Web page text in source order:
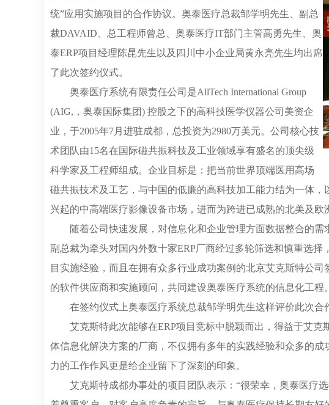
统”应用实施项目的合作协议。奥泰医疗总裁邹学明先生、副总
裁DAVAID、总工程师曾总、奥泰医疗IT部门主管高勇先生、奥
泰ERP项目经理陈昆先生以及四川中小企业局黄永亮先生均出席
了此次签约仪式。
奥泰医疗系统有限责任公司是AllTech International Group
(AIG,，奥泰国际集团) 控股之下的高科技医学仪器公司美资企
业，于2005年7月进驻成都，总投资为2980万美元。公司核心技
术团队由15名在国际磁共振科技及工业领域享有盛名的顶尖级
科学家及工程师组成。企业目标是：把当前世界顶端医用高场
磁共振技术及工艺，与中国的低廉的高科技加工能力结为一体
兴起的中高端医疗影像设备市场，进而为跨进已成熟的北美及欧
随着公司快速发展，对信息化和企业管理方面数据整合的
副总裁为牵头对国内外数十家ERP厂商经过多轮筛选和慎重选
目实施经验，而且在拥有众多行业成功案例的北京艾克斯特公
的软件供应商和实施顾问，共同建设奥泰医疗系统的信息化工程。
在签约仪式上奥泰医疗系统总裁邹学明先生这样评价此次合
艾克斯特此次能够在ERP项目竞标中脱颖而出，得益于艾克
体信息化解决方案的厂商，不仅拥有多年的实践经验和众多的
力的工作作风更是给企业留下了深刻的印象。
艾克斯特成都办事处的项目团队表示：“很荣幸，奥泰医疗